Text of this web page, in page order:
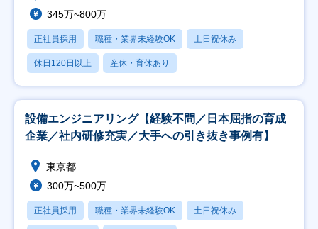
345万~800万
正社員採用 職種・業界未経験OK 土日祝休み
休日120日以上 産休・育休あり
設備エンジニアリング【経験不問／日本屈指の育成
企業／社内研修充実／大手への引き抜き事例有】
東京都
300万~500万
正社員採用 職種・業界未経験OK 土日祝休み